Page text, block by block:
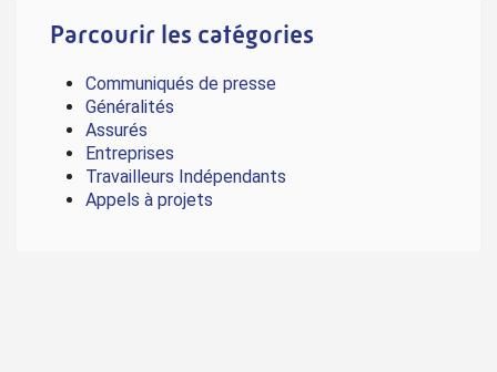
Parcourir les catégories
Communiqués de presse
Généralités
Assurés
Entreprises
Travailleurs Indépendants
Appels à projets